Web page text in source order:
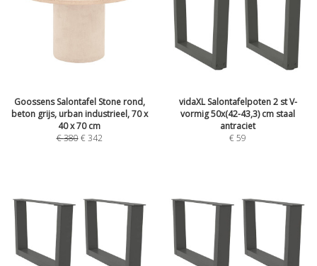
Goossens Salontafel Stone rond,
beton grijs, urban industrieel, 70 x
40 x 70 cm
€380 €342
vidaXL Salontafelpoten 2 st V-
vormig 50x(42-43,3) cm staal
antraciet
€59